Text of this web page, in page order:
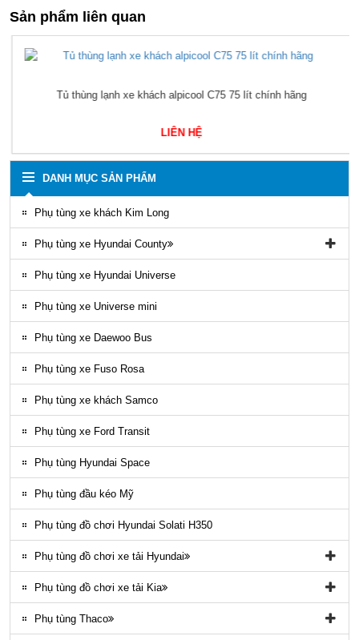
Sản phẩm liên quan
Tủ thùng lạnh xe khách alpicool C75 75 lít chính hãng
LIÊN HỆ
DANH MỤC SẢN PHẨM
Phụ tùng xe khách Kim Long
Phụ tùng xe Hyundai County
Phụ tùng vỏ xe County
Phụ kiện ghế county
Gioăng County
Phụ tùng gầm máy County
Ốp nhựa ngoại thất County
ĐÈN LED COUNTY
Nội thất County
Ngoại thất County
Phụ tùng điều hòa County
Phụ tùng xe Hyundai Universe
Phụ tùng xe Universe mini
Phụ tùng xe Daewoo Bus
Phụ tùng xe Fuso Rosa
Phụ tùng xe khách Samco
Phụ tùng xe Ford Transit
Phụ tùng Hyundai Space
Phụ tùng đầu kéo Mỹ
Phụ tùng đồ chơi Hyundai Solati H350
Phụ tùng đồ chơi xe tải Hyundai
Phụ tùng đồ chơi xe tải Hyundai HD65, HD72
Phụ tùng Trago
Phụ tùng đồ chơi xe tải Kia
Phụ tùng đồ chơi kia Bongo
Phụ tùng Thaco